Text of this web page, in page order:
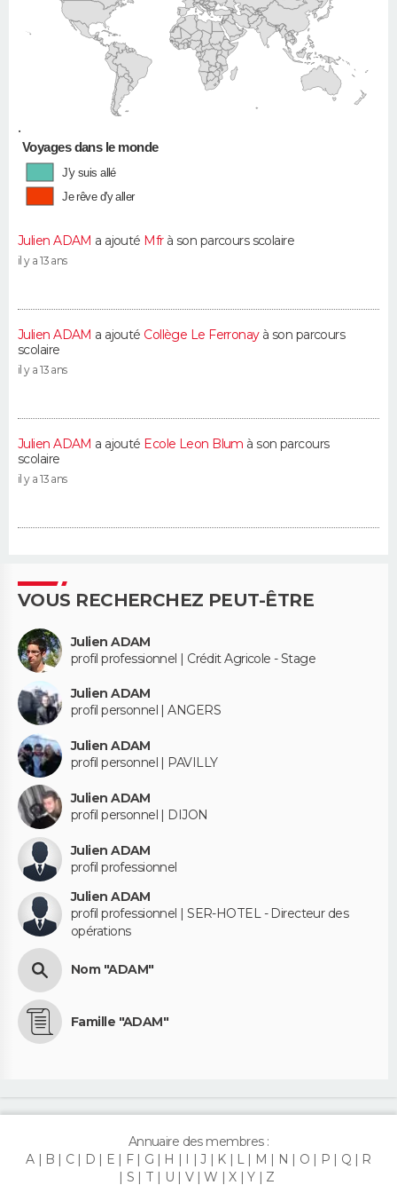
•
Voyages dans le monde
J'y suis allé
Je rêve d'y aller
Julien ADAM a ajouté Mfrà son parcours scolaire
il y a 13 ans
Julien ADAM a ajouté Collège Le Ferronayà son parcours
scolaire
il y a 13 ans
Julien ADAM a ajouté Ecole Leon Blum à son parcours
scolaire
il y a 13 ans
VOUS RECHERCHEZ PEUT-ÊTRE
Julien ADAM
profil professionnel | Crédit Agricole - Stage
Julien ADAM
profil personnel | ANGERS
Julien ADAM
profil personnel | PAVILLY
Julien ADAM
profil personnel | DIJON
Julien ADAM
profil professionnel
Julien ADAM
profil professionnel | SER-HOTEL - Directeur des
opérations
Nom "ADAM"
Famille "ADAM"
Annuaire des membres :
A
B C D E F G H J K L M N O P Q
R
S
T U V W X Y Z